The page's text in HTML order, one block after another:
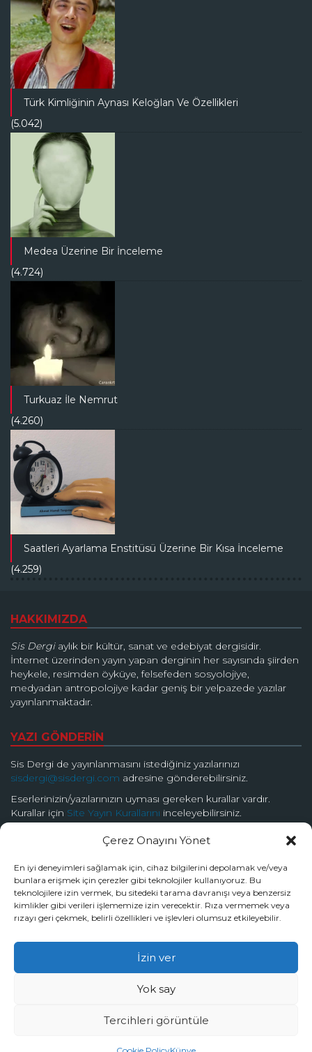
Çerez Onayını Yönet
En iyi deneyimleri sağlamak için, cihaz bilgilerini depolamak ve/veya
bunlara erişmek için çerezler gibi teknolojiler kullanıyoruz. Bu
teknolojilere izin vermek, bu sitedeki tarama davranışı veya benzersiz
kimlikler gibi verileri işlememize izin verecektir. Rıza vermemek veya
rızayı geri çekmek, belirli özellikleri ve işlevleri olumsuz etkileyebilir.
İzin ver
Yok say
Tercihleri görüntüle
Türk Kimliğinin Aynası Keloğlan Ve Özellikleri
(5.042)
Medea Üzerine Bir İnceleme
(4.724)
Turkuaz İle Nemrut
(4.260)
Saatleri Ayarlama Enstitüsü Üzerine Bir Kısa İnceleme
(4.259)
HAKKIMIZDA
Sis Dergiaylık bir kültür, sanat ve edebiyat dergisidir.
İnternet üzerinden yayın yapan derginin her sayısında şiirden
heykele, resimden öyküye, felsefeden sosyolojiye,
medyadan antropolojiye kadar geniş bir yelpazede yazılar
yayınlanmaktadır.
YAZI GÖNDERİN
Sis Dergi de yayınlanmasını istediğiniz yazılarınızı
sisdergi@sisdergi.com adresine gönderebilirsiniz.
Eserlerinizin/yazılarınızın uyması gereken kurallar vardır.
Kurallar için Site Yayın Kurallarını inceleyebilirsiniz.
BİZİ TAKİP EDİN
© 2026 Sis Dergi | Ardında Güzellik Saklar
Tüm hakları Sis Dergi’ye aittir.
by Burak Dalyanda